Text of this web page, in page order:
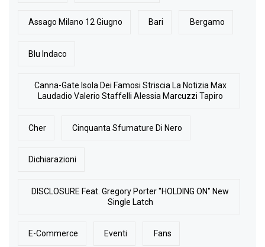
Assago Milano 12 Giugno Bari Bergamo
Blu Indaco
Canna-Gate Isola Dei Famosi Striscia La Notizia Max
Laudadio Valerio Staffelli Alessia Marcuzzi Tapiro
Cher Cinquanta Sfumature Di Nero
Dichiarazioni
DISCLOSURE Feat. Gregory Porter "HOLDING ON" New
Single Latch
E-Commerce Eventi Fans